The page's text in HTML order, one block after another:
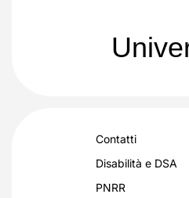
Contatti
Disabilità e DSA
PNRR